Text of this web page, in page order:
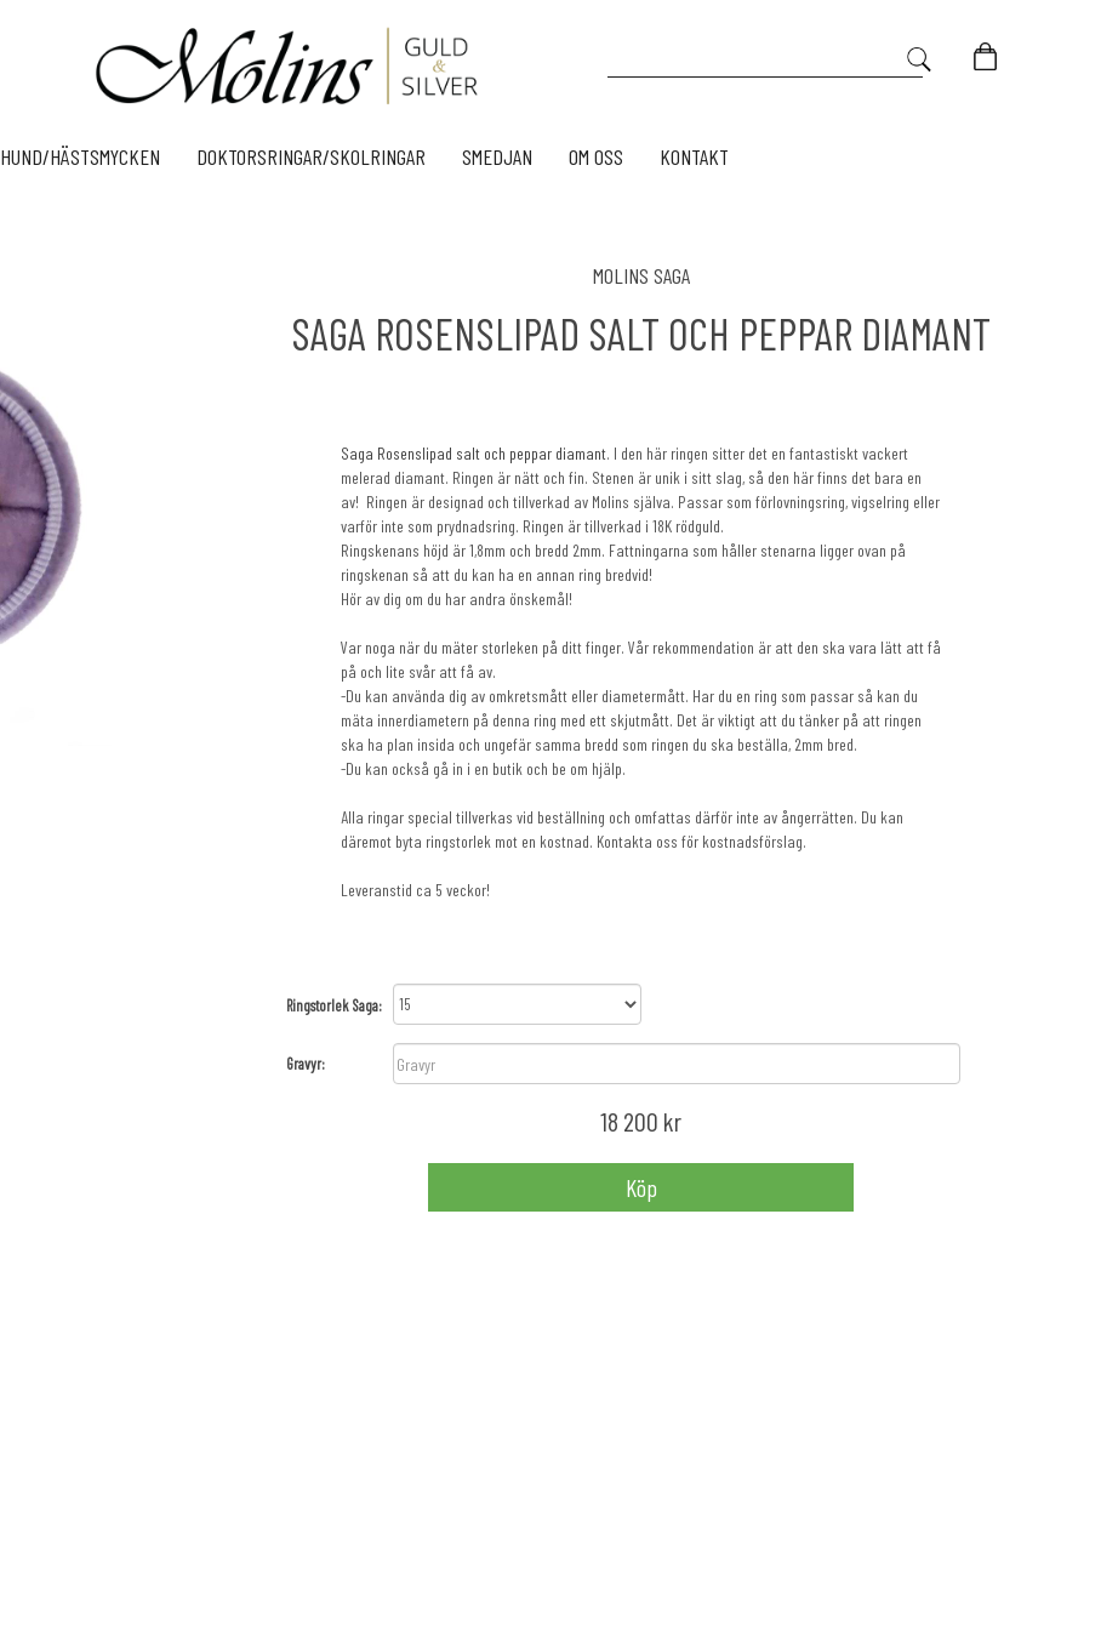
HUND/HÄSTSMYCKEN DOKTORSRINGAR/SKOLRINGAR SMEDJAN OM OSS KONTAKT
MOLINS SAGA
SAGA ROSENSLIPAD SALT OCH PEPPAR DIAMANT
Saga Rosenslipad salt och peppar diamant. I den här ringen sitter det en fantastiskt vackert
melerad diamant. Ringen är nätt och fin. Stenen är unik i sitt slag, så den här finns det bara en
av! Ringen är designad och tillverkad av Molins själva. Passar som förlovningsring, vigselring eller
varför inte som prydnadsring. Ringen är tillverkad i 18K rödguld.
Ringskenans höjd är 1,8mm och bredd 2mm. Fattningarna som håller stenarna ligger ovan på
ringskenan så att du kan ha en annan ring bredvid!
Hör av dig om du har andra önskemål!
Var noga när du mäter storleken på ditt finger. Vår rekommendation är att den ska vara lätt att få
på och lite svår att få av.
-Du kan använda dig av omkretsmått eller diametermått. Har du en ring som passar så kan du
mäta innerdiametern på denna ring med ett skjutmått. Det är viktigt att du tänker på att ringen
ska ha plan insida och ungefär samma bredd som ringen du ska beställa, 2mm bred.
-Du kan också gå in i en butik och be om hjälp.
Alla ringar special tillverkas vid beställning och omfattas därför inte av ångerrätten. Du kan
däremot byta ringstorlek mot en kostnad. Kontakta oss för kostnadsförslag.
Leveranstid ca 5 veckor!
Ringstorlek Saga
Gravyr:
18 200 kr
Köp